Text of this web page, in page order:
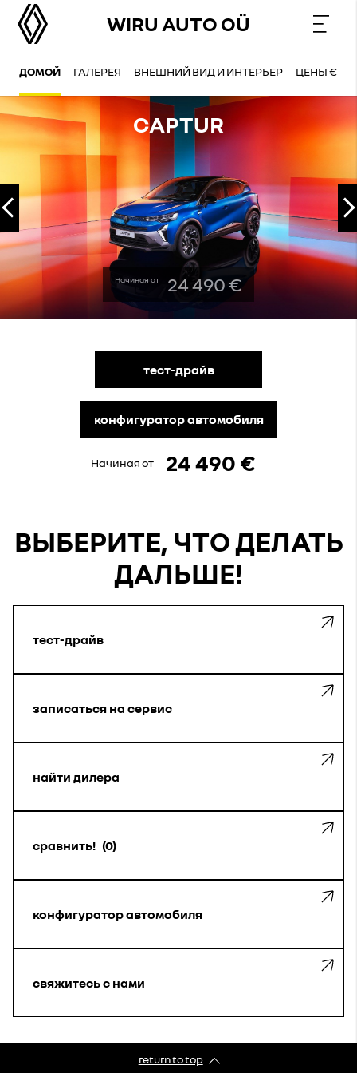
WIRU AUTO OÜ
ДОМОЙ ГАЛЕРЕЯ ВНЕШНИЙ ВИД И ИНТЕРЬЕР ЦЕНЫ €
CAPTUR
Начиная от 24 490 €
Назад
тест-драйв
конфигуратор автомобиля
Начиная от 24 490 €
ВЫБЕРИТЕ, ЧТО ДЕЛАТЬ
ДАЛЬШЕ!
тест-драйв
записаться на сервис
найти дилера
сравнить! 0
конфигуратор автомобиля
свяжитесь с нами
return to top